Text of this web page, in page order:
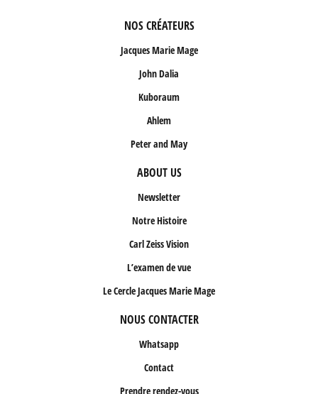
NOS CRÉATEURS
Jacques Marie Mage
John Dalia
Kuboraum
Ahlem
Peter and May
ABOUT US
Newsletter
Notre Histoire
Carl Zeiss Vision
L’examen de vue
Le Cercle Jacques Marie Mage
NOUS CONTACTER
Whatsapp
Contact
Prendre rendez-vous